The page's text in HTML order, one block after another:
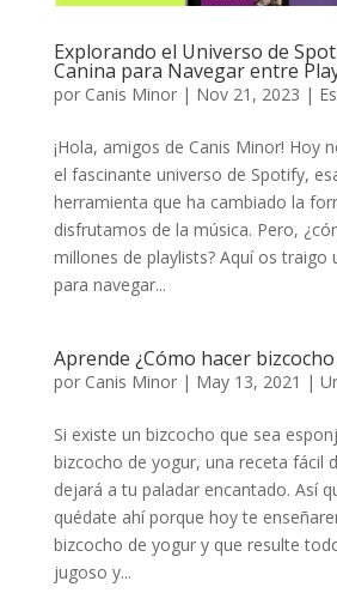
Explorando el Universo de
Canina para Navegar entre
por Canis Minor| Nov 21, 2023 |
¡Hola, amigos de Canis Minor! Hoy
el fascinante universo de Spotify,
herramienta que ha cambiado la
disfrutamos de la música. Pero,
millones de playlists? Aquí os traigo
para navegar...
Aprende ¿Cómo hacer
por Canis Minor| May 13, 2021 |
Si existe un bizcocho que sea
bizcocho de yogur, una receta fácil
dejará a tu paladar encantado. Así
quédate ahí porque hoy te
bizcocho de yogur y que resulte
jugoso y...